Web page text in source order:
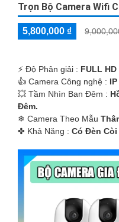
Trọn Bộ Camera Wifi
5,800,000 ₫
️⚡ Độ Phân giải : FULL HD
👍 Camera Công nghệ :
💥 Tầm Nhìn Ban Đêm :
Ðêm.
❄ Camera Theo Mẫu
️✤ Khả Năng : Có Ðèn